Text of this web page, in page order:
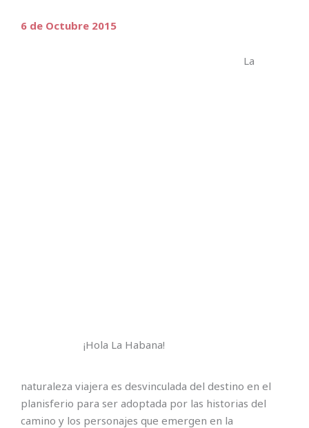
6 de Octubre 2015
¡Hola La Habana!
La
naturaleza viajera es desvinculada del destino en el
planisferio para ser adoptada por las historias del
camino y los personajes que emergen en la